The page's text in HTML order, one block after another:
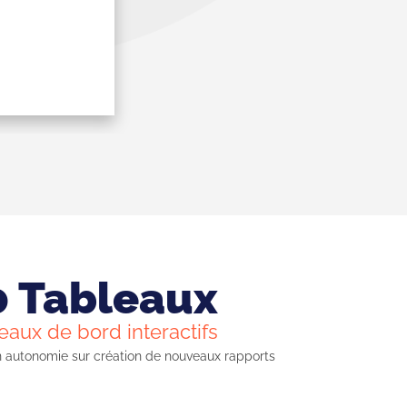
Tableaux
de bord interactifs
autonomie sur création de nouveaux rapports